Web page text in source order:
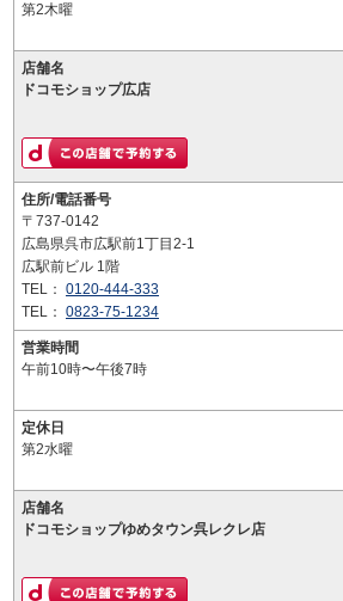
第2木曜
店舗名
ドコモショップ広店
住所/電話番号
〒737-0142
広島県呉市広駅前1丁目2-1
広駅前ビル 1階
TEL： 0120-444-333
TEL： 0823-75-1234
営業時間
午前10時〜午後7時
定休日
第2水曜
店舗名
ドコモショップゆめタウン呉レクレ店